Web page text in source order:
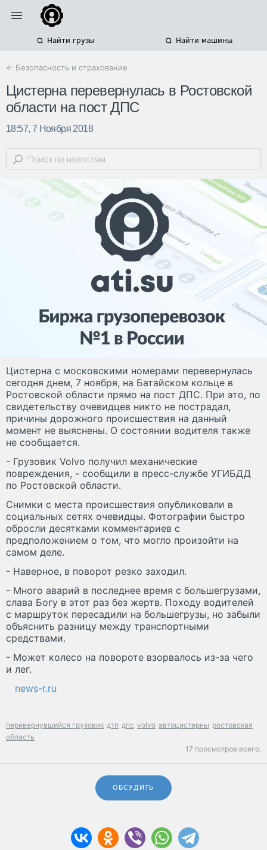
Найти грузы Найти машины
← Безопасность и страхование
Цистерна перевернулась в Ростовской
области на пост ДПС
18:57, 7 Ноября 2018
Цистерна с московскими номерами перевернулась
сегодня днем, 7 ноября, на Батайском кольце в
Ростовской области прямо на пост ДПС. При это, по
свидетельству очевидцев никто не пострадал,
причины дорожного происшествия на данный
момент не выяснены. О состоянии водителя также
не сообщается.
- Грузовик Volvo получил механические
повреждения, - сообщили в пресс-службе УГИБДД
по Ростовской области.
Снимки с места происшествия опубликовали в
социальных сетях очевидцы. Фотографии быстро
обросли десятками комментариев с
предположением о том, что могло произойти на
самом деле.
- Наверное, в поворот резко заходил.
- Много аварий в последнее время с большегрузами,
слава Богу в этот раз без жертв. Походу водителей
с маршруток пересадили на большегрузы, но забыли
объяснить разницу между транспортными
средствами.
- Может колесо на повороте взорвалось из-за чего
и лег.
news-r.ru
перевернувшийся грузовик дтп дпс volvo автоцистерны ростовская
область
17 просмотров всего.
ОБСУДИТЬ